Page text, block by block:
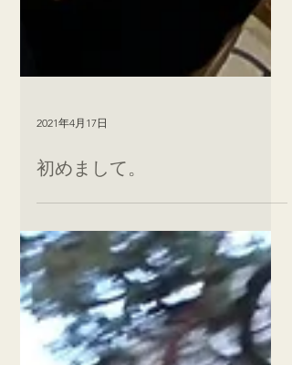
2021年4月17日
初めまして。